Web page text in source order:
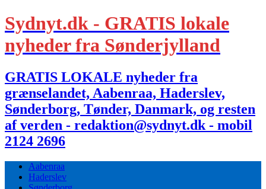
Sydnyt.dk - GRATIS lokale
nyheder fra Sønderjylland
GRATIS LOKALE nyheder fra
grænselandet, Aabenraa, Haderslev,
Sønderborg, Tønder, Danmark, og resten
af verden - redaktion@sydnyt.dk - mobil
2124 2696
Aabenraa
Haderslev